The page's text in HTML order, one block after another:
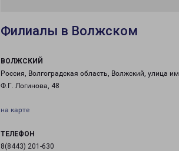
Филиалы в Волжском
ВОЛЖСКИЙ
Россия, Волгоградская область, Волжский, улица
Ф.Г. Логинова, 48
на карте
ТЕЛЕФОН
8(8443) 201-630